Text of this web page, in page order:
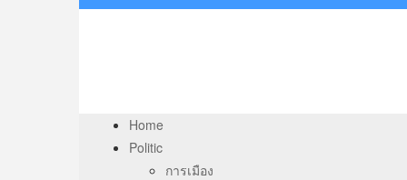
Home
Politic
การเมือง